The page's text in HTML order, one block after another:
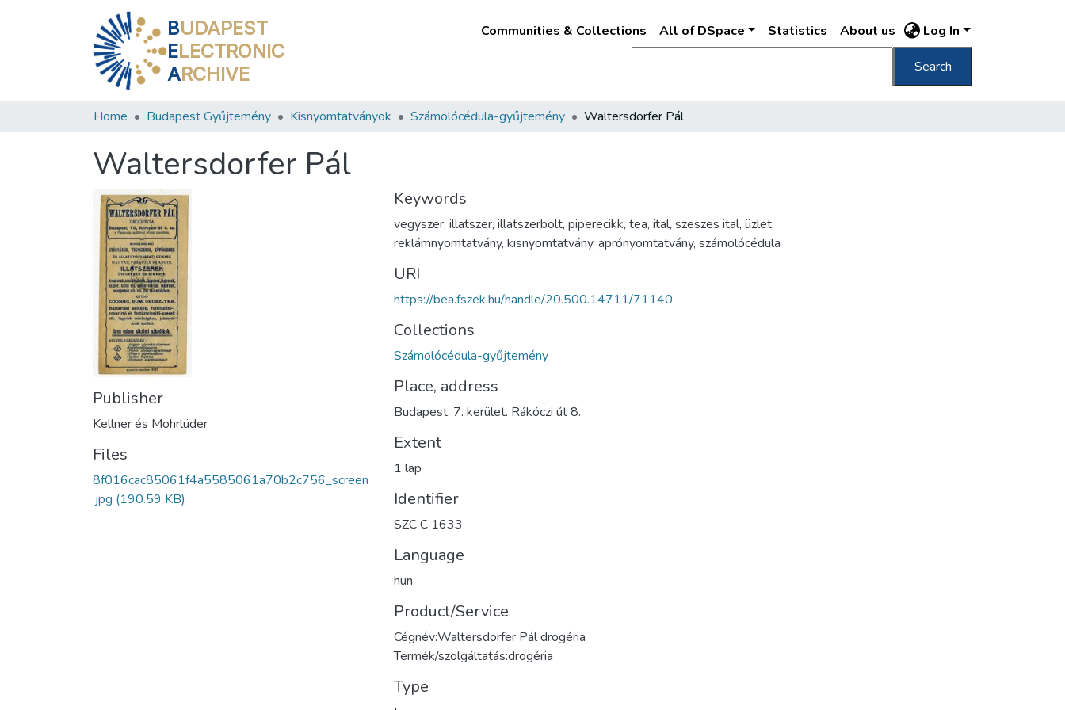
BUDAPEST
ELECTRONIC
ARCHIVE
Communities & Collections All of DSpace Statistics About us Log In
Search
Home Budapest Gyűjtemény Kisnyomtatványok Számolócédula-gyűjtemény Waltersdorfer Pál
Waltersdorfer Pál
Publisher
Kellner és Mohrlüder
Files
8f016cac85061f4a5585061a70b2c756_screen
.jpg (190.59 KB)
Keywords
vegyszer, illatszer, illatszerbolt, piperecikk, tea, ital, szeszes ital, üzlet,
reklámnyomtatvány, kisnyomtatvány, aprónyomtatvány, számolócédula
URI
https://bea.fszek.hu/handle/20.500.14711/71140
Collections
Számolócédula-gyűjtemény
Place, address
Budapest. 7. kerület. Rákóczi út 8.
Extent
1 lap
Identifier
SZC C 1633
Language
hun
Product/Service
Cégnév:Waltersdorfer Pál drogéria
Termék/szolgáltatás:drogéria
Type